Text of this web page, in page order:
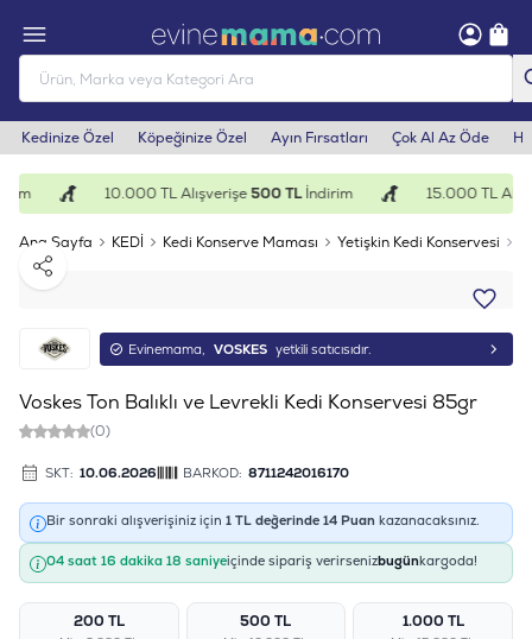
Kedinize Özel Köpeğinize Özel Ayın Fırsatları Çok Al Az Öde
10.000 TL Alışverişe500 TLİndirim 15.000 TL
Ana Sayfa KEDİ Kedi Konserve Maması Yetişkin Kedi Konservesi
Paylaş
Evinemama, VOSKES yetkili satıcısıdır.
Voskes Ton Balıklı ve Levrekli Kedi Konservesi 85gr
(0)
SKT: 10.06.2026 BARKOD: 8711242016170
Bir sonraki alışverişiniz için 1 TL değerinde 14 Puan kazanacaksınız.
04 saat 16 dakika 17 saniyeiçinde sipariş verirsenizbugünkargoda!
200 TL 500 TL 1.000 TL